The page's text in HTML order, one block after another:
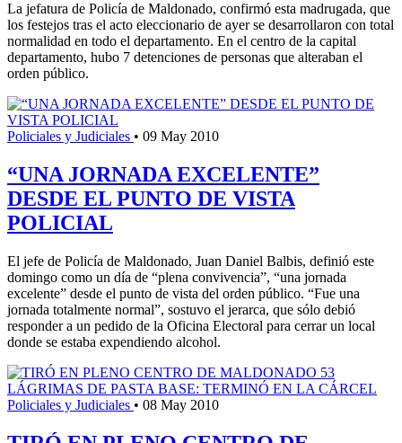
La jefatura de Policía de Maldonado, confirmó esta madrugada, que
los festejos tras el acto eleccionario de ayer se desarrollaron con total
normalidad en todo el departamento. En el centro de la capital
departamento, hubo 7 detenciones de personas que alteraban el
orden público.
Policiales y Judiciales • 09 May 2010
“UNA JORNADA EXCELENTE”
DESDE EL PUNTO DE VISTA
POLICIAL
El jefe de Policía de Maldonado, Juan Daniel Balbis, definió este
domingo como un día de “plena convivencia”, “una jornada
excelente” desde el punto de vista del orden público. “Fue una
jornada totalmente normal”, sostuvo el jerarca, que sólo debió
responder a un pedido de la Oficina Electoral para cerrar un local
donde se estaba expendiendo alcohol.
Policiales y Judiciales • 08 May 2010